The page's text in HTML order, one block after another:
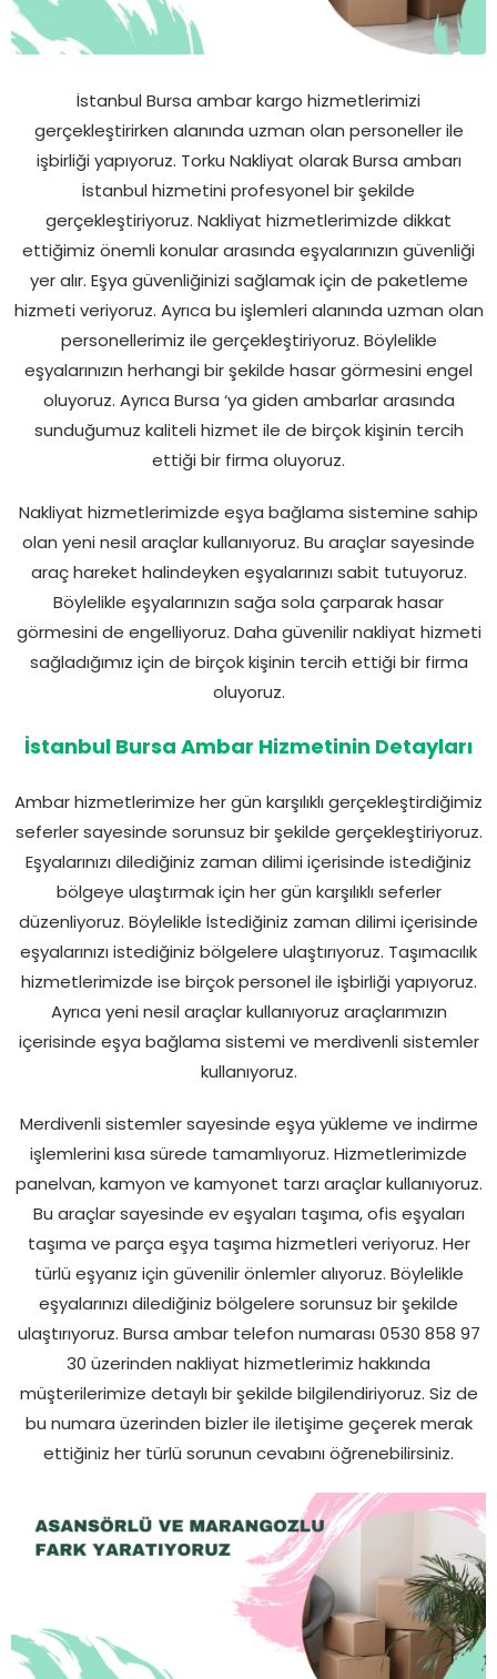
İstanbul Bursa ambar kargo hizmetlerimizi
gerçekleştirirken alanında uzman olan personeller ile
işbirliği yapıyoruz. Torku Nakliyat olarak Bursa ambarı
İstanbul hizmetini profesyonel bir şekilde
gerçekleştiriyoruz. Nakliyat hizmetlerimizde dikkat
ettiğimiz önemli konular arasında eşyalarınızın güvenliği
yer alır. Eşya güvenliğinizi sağlamak için de paketleme
hizmeti veriyoruz. Ayrıca bu işlemleri alanında uzman olan
personellerimiz ile gerçekleştiriyoruz. Böylelikle
eşyalarınızın herhangi bir şekilde hasar görmesini engel
oluyoruz. Ayrıca Bursa ‘ya giden ambarlar arasında
sunduğumuz kaliteli hizmet ile de birçok kişinin tercih
ettiği bir firma oluyoruz.
Nakliyat hizmetlerimizde eşya bağlama sistemine sahip
olan yeni nesil araçlar kullanıyoruz. Bu araçlar sayesinde
araç hareket halindeyken eşyalarınızı sabit tutuyoruz.
Böylelikle eşyalarınızın sağa sola çarparak hasar
görmesini de engelliyoruz. Daha güvenilir nakliyat hizmeti
sağladığımız için de birçok kişinin tercih ettiği bir firma
oluyoruz.
İstanbul Bursa Ambar Hizmetinin Detayları
Ambar hizmetlerimize her gün karşılıklı gerçekleştirdiğimiz
seferler sayesinde sorunsuz bir şekilde gerçekleştiriyoruz.
Eşyalarınızı dilediğiniz zaman dilimi içerisinde istediğiniz
bölgeye ulaştırmak için her gün karşılıklı seferler
düzenliyoruz. Böylelikle İstediğiniz zaman dilimi içerisinde
eşyalarınızı istediğiniz bölgelere ulaştırıyoruz. Taşımacılık
hizmetlerimizde ise birçok personel ile işbirliği yapıyoruz.
Ayrıca yeni nesil araçlar kullanıyoruz araçlarımızın
içerisinde eşya bağlama sistemi ve merdivenli sistemler
kullanıyoruz.
Merdivenli sistemler sayesinde eşya yükleme ve indirme
işlemlerini kısa sürede tamamlıyoruz. Hizmetlerimizde
panelvan, kamyon ve kamyonet tarzı araçlar kullanıyoruz.
Bu araçlar sayesinde ev eşyaları taşıma, ofis eşyaları
taşıma ve parça eşya taşıma hizmetleri veriyoruz. Her
türlü eşyanız için güvenilir önlemler alıyoruz. Böylelikle
eşyalarınızı dilediğiniz bölgelere sorunsuz bir şekilde
ulaştırıyoruz. Bursa ambar telefon numarası 0530 858 97
30 üzerinden nakliyat hizmetlerimiz hakkında
müşterilerimize detaylı bir şekilde bilgilendiriyoruz. Siz de
bu numara üzerinden bizler ile iletişime geçerek merak
ettiğiniz her türlü sorunun cevabını öğrenebilirsiniz.